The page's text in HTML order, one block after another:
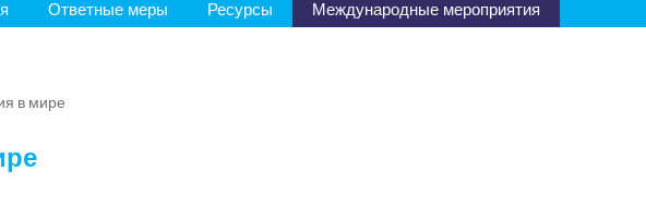
Ответные меры Ресурсы Международные мероприятия
в мире